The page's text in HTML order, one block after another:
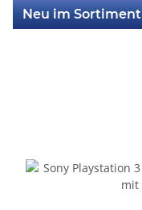
Neu im Sortiment